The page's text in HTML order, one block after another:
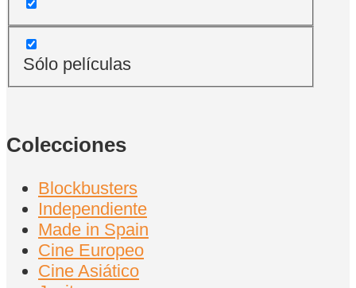
Sólo películas
Colecciones
Blockbusters
Independiente
Made in Spain
Cine Europeo
Cine Asiático